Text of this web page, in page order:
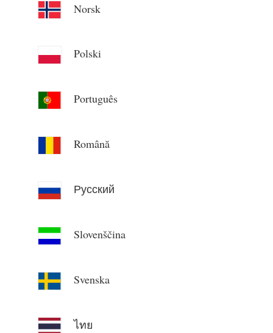
Norsk
Polski
Português
Română
Русский
Slovenščina
Svenska
ไทย